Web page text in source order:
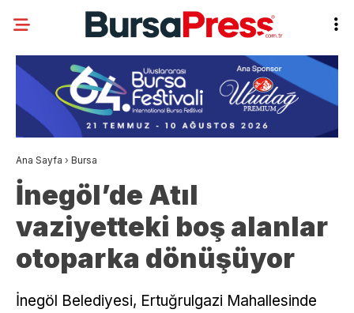
Ana Sayfa › Bursa
İnegöl’de Atıl
vaziyetteki boş alanlar
otoparka dönüşüyor
İnegöl Belediyesi, Ertuğrulgazi Mahallesinde